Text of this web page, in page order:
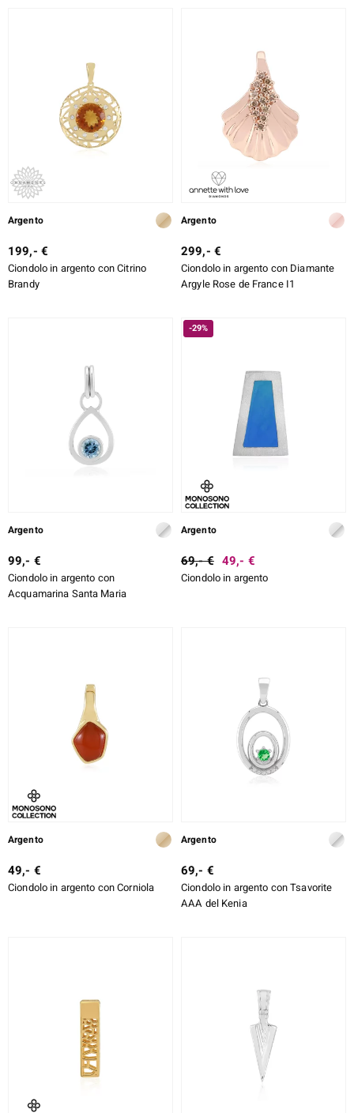
TAGLIO ESATTO
MONTATURA
Argento
199,- €
Ciondolo in argento con Citrino
Brandy
Argento
299,- €
Ciondolo in argento con Diamante
Argyle Rose de France I1
Argento
99,- €
Ciondolo in argento con
Acquamarina Santa Maria
-29%
Argento
69,- € 49,- €
Ciondolo in argento
Argento
49,- €
Ciondolo in argento con Corniola
Argento
69,- €
Ciondolo in argento con Tsavorite
AAA del Kenia